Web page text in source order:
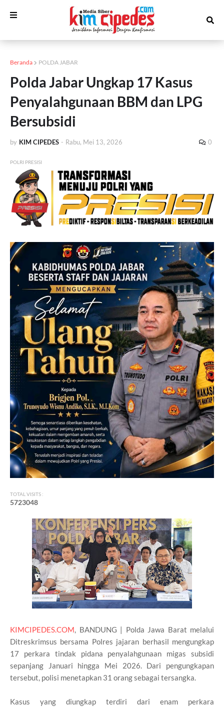
Beranda POLDA JABAR
Polda Jabar Ungkap 17 Kasus
Penyalahgunaan BBM dan LPG
Bersubsidi
by KIM CIPEDES - Rabu, Mei 13, 2026 0
POLRI PRESISI
TOTAL VISITS :
5723048
KIMCIPEDES.COM, BANDUNG | ‎Polda Jawa Barat melalui
Ditreskrimsus bersama Polres jajaran berhasil mengungkap
17 perkara tindak pidana penyalahgunaan migas subsidi
sepanjang Januari hingga Mei 2026. Dari pengungkapan
tersebut, polisi menetapkan 31 orang sebagai tersangka.
‎Kasus yang diungkap terdiri dari enam perkara